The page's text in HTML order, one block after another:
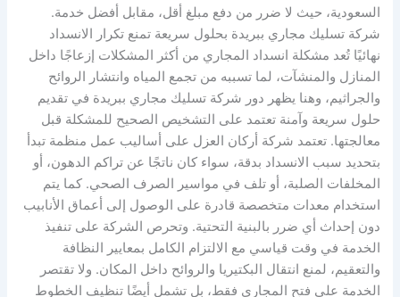
السعودية، حيث لا ضرر من دفع مبلغ أقل، مقابل أفضل خدمة.
شركة تسليك مجاري ببريدة بحلول سريعة تمنع تكرار الانسداد
نهائيًا تُعد مشكلة انسداد المجاري من أكثر المشكلات إزعاجًا داخل
المنازل والمنشآت، لما تسببه من تجمع المياه وانتشار الروائح
والجراثيم، وهنا يظهر دور شركة تسليك مجاري ببريدة في تقديم
حلول سريعة وآمنة تعتمد على التشخيص الصحيح للمشكلة قبل
معالجتها. تعتمد شركة أركان العزل على أساليب عمل منظمة تبدأ
بتحديد سبب الانسداد بدقة، سواء كان ناتجًا عن تراكم الدهون، أو
المخلفات الصلبة، أو تلف في مواسير الصرف الصحي. كما يتم
استخدام معدات متخصصة قادرة على الوصول إلى أعماق الأنابيب
دون إحداث أي ضرر بالبنية التحتية. وتحرص الشركة على تنفيذ
الخدمة في وقت قياسي مع الالتزام الكامل بمعايير النظافة
والتعقيم، لمنع انتقال البكتيريا والروائح داخل المكان. ولا تقتصر
الخدمة على فتح المجاري فقط، بل تشمل أيضًا تنظيف الخطوط